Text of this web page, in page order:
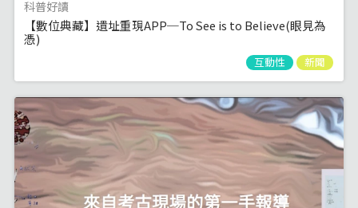
科普好讀
【數位典藏】遺址重現APP─To See is to Believe(眼見為
憑)
互動性 新聞